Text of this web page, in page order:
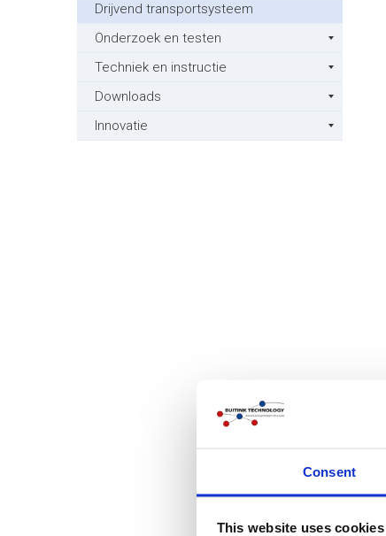
Consent
This website uses cookies
Drijvend transportsysteem
Onderzoek en testen
Techniek en instructie
Downloads
Innovatie